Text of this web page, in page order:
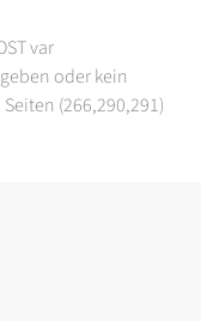
var
oder kein
(266,290,291)